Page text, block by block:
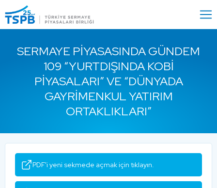
Close
SERMAYE PIYASASINDA GÜNDEM
109 “YURTDIŞINDA KOBİ
PIYASALARI” VE “DÜNYADA
GAYRIMENKUL YATIRIM
ORTAKLIKLARI”
PDF'i yeni sekmede açmak için tıklayın.